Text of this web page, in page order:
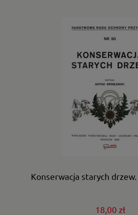
Konserwacja starych
18,00 zł